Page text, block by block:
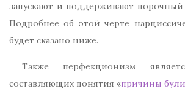
запускают и поддерживают порочный
Подробнее об этой черте
будет сказано ниже.
Также перфекционизм
составляющих понятия «причины